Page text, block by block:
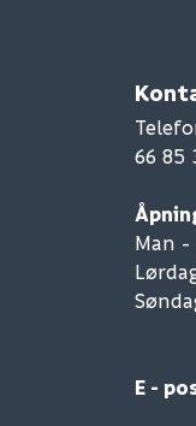
66 85
Man -
E -